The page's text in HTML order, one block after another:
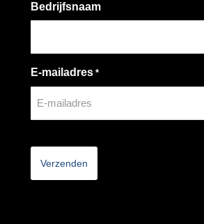
Bedrijfsnaam
E-mailadres *